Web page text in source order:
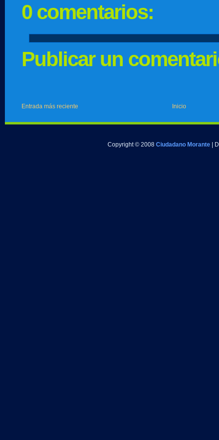
0 comentarios:
Publicar un
Entrada más reciente Inicio
Copyright © 2008 Ciudadano Morante |